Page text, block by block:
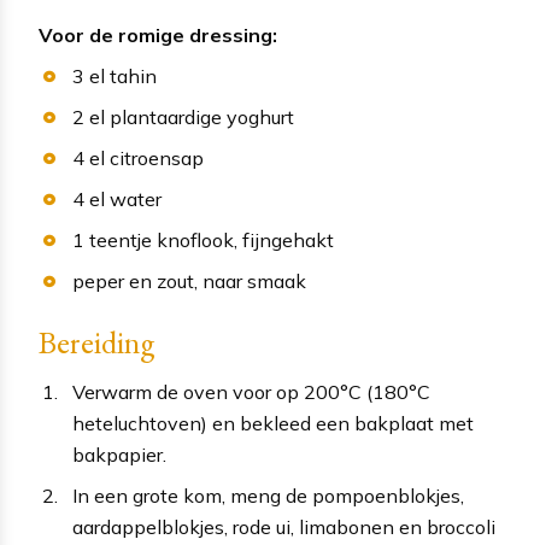
Voor de romige dressing:
3 el tahin
2 el plantaardige yoghurt
4 el citroensap
4 el water
1 teentje knoflook, fijngehakt
peper en zout, naar smaak
Bereiding
Verwarm de oven voor op 200°C (180°C
heteluchtoven) en bekleed een bakplaat met
bakpapier.
In een grote kom, meng de pompoenblokjes,
aardappelblokjes, rode ui, limabonen en broccoli